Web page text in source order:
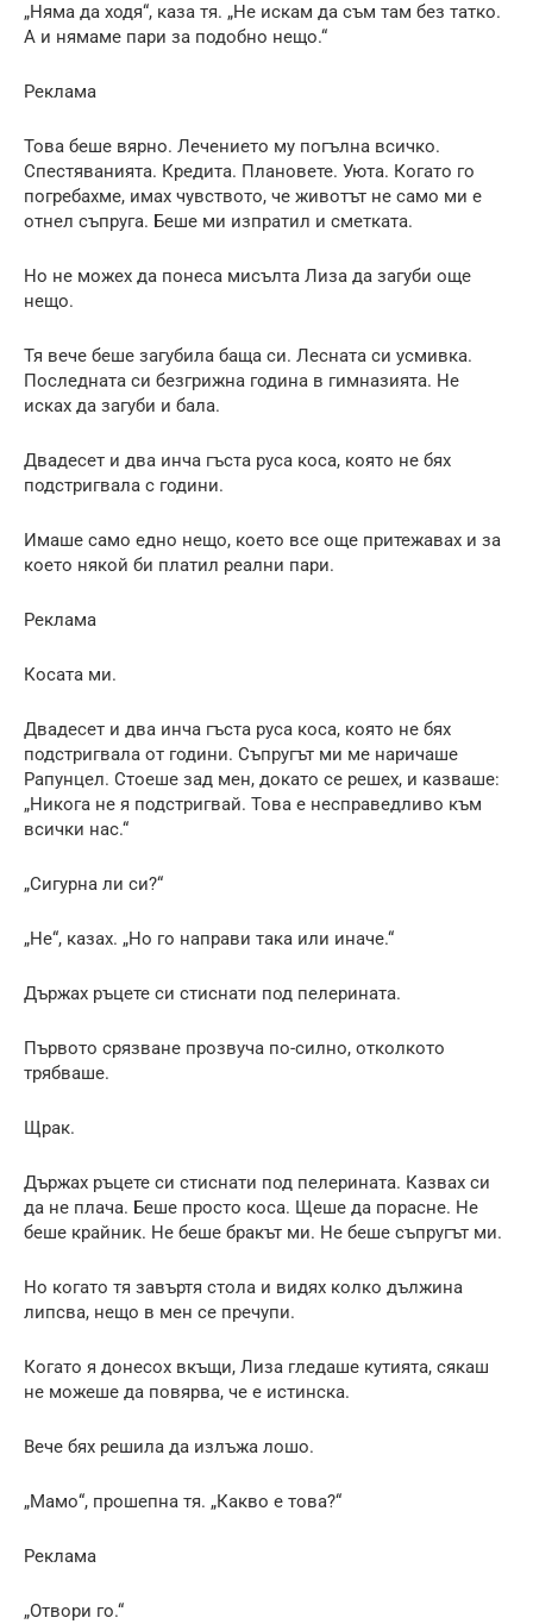
„Няма да ходя“, каза тя. „Не искам да съм там без татко.
А и нямаме пари за подобно нещо.“
Реклама
Това беше вярно. Лечението му погълна всичко.
Спестяванията. Кредита. Плановете. Уюта. Когато го
погребахме, имах чувството, че животът не само ми е
отнел съпруга. Беше ми изпратил и сметката.
Но не можех да понеса мисълта Лиза да загуби още
нещо.
Тя вече беше загубила баща си. Лесната си усмивка.
Последната си безгрижна година в гимназията. Не
исках да загуби и бала.
Двадесет и два инча гъста руса коса, която не бях
подстригвала с години.
Имаше само едно нещо, което все още притежавах и за
което някой би платил реални пари.
Реклама
Косата ми.
Двадесет и два инча гъста руса коса, която не бях
подстригвала от години. Съпругът ми ме наричаше
Рапунцел. Стоеше зад мен, докато се решех, и казваше:
„Никога не я подстригвай. Това е несправедливо към
всички нас.“
„Сигурна ли си?“
„Не“, казах. „Но го направи така или иначе.“
Държах ръцете си стиснати под пелерината.
Първото срязване прозвуча по-силно, отколкото
трябваше.
Щрак.
Държах ръцете си стиснати под пелерината. Казвах си
да не плача. Беше просто коса. Щеше да порасне. Не
беше крайник. Не беше бракът ми. Не беше съпругът ми.
Но когато тя завъртя стола и видях колко дължина
липсва, нещо в мен се пречупи.
Когато я донесох вкъщи, Лиза гледаше кутията, сякаш
не можеше да повярва, че е истинска.
Вече бях решила да излъжа лошо.
„Мамо“, прошепна тя. „Какво е това?“
Реклама
„Отвори го.“